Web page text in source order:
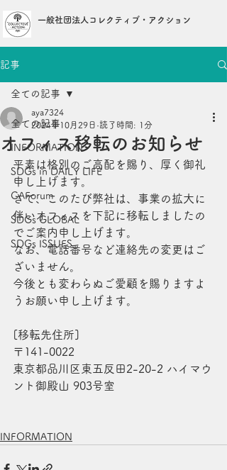
一般社団法人コレクティブ・アクション
記事
全ての記事
INFORMATION
SDGs in DAILY LIFE
CAForum
SDGs GLOBAL
SDGs ISSUES
全ての記事
オフィス移転のお知らせ
aya7324
2024年10月29日 読了時間: 1分
平素は格別のご高配を賜り、厚く御礼
申し上げます。
さて、このたび弊社は、事業の拡大に
伴いオフィスを下記に移転しましたの
でご案内申し上げます。
なお、電話番号など連絡先の変更はご
ざいません。
今後とも変わらぬご愛顧を賜りますよ
うお願い申し上げます。
[移転先住所]
〒141-0022
東京都品川区東五反田2-20-2 ハイマウ
ント御殿山 903号室
INFORMATION